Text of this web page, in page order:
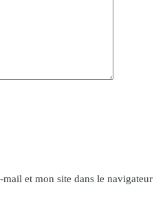
et mon site dans le navigateur